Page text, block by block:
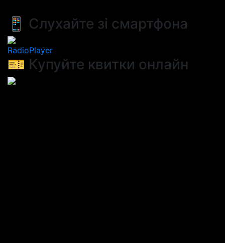
📱 Слухайте зі смартфона
RadioPlayer
🎫 Купуйте квитки онлайн